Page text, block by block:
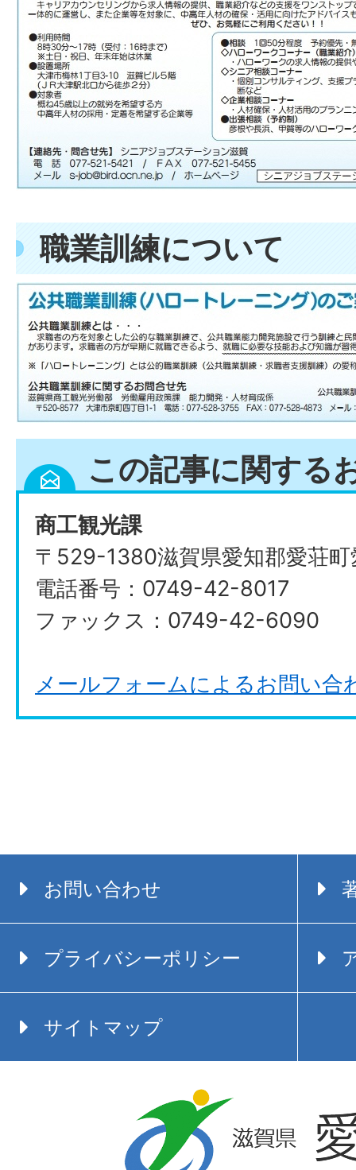
職業訓練について
この記事に関する
商工観光課
〒529-1380滋賀県愛知郡愛荘
電話番号：0749-42-8017
ファックス：0749-42-6090
メールフォームによるお問い合
お問い合わせ
プライバシーポリシー
サイトマップ